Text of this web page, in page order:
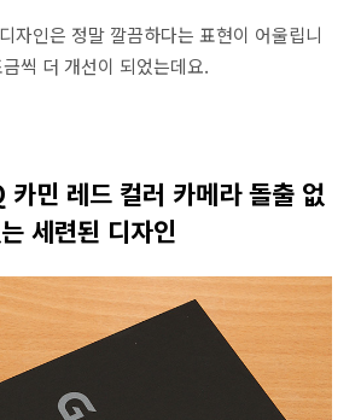
자인은 정말 깔끔하다는 표현이 어울립니
씩 더 개선이 되었는데요.
민 레드 컬러 카메라 돌출 없
세련된 디자인